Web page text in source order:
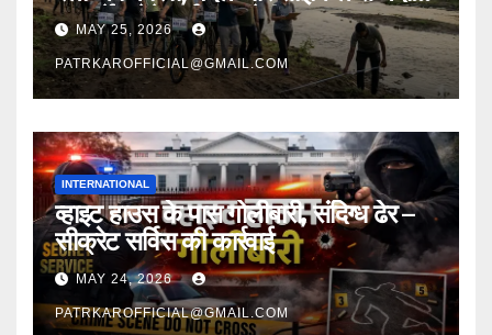
का सर्वे करेंगे पर्यावरण प्रेमी
MAY 25, 2026
PATRKAROFFICIAL@GMAIL.COM
INTERNATIONAL
व्हाइट हाउस के पास गोलीबारी, संदिग्ध ढेर –
सीक्रेट सर्विस की कार्रवाई
MAY 24, 2026
PATRKAROFFICIAL@GMAIL.COM